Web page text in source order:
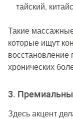
тайский,
Такие
которые ищут
восстановление
хронических
3.
Здесь акцент